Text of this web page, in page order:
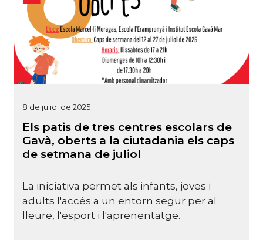
8 de juliol de 2025
Els patis de tres centres escolars de
Gavà, oberts a la ciutadania els caps
de setmana de juliol
La iniciativa permet als infants, joves i
adults l'accés a un entorn segur per al
lleure, l'esport i l'aprenentatge.